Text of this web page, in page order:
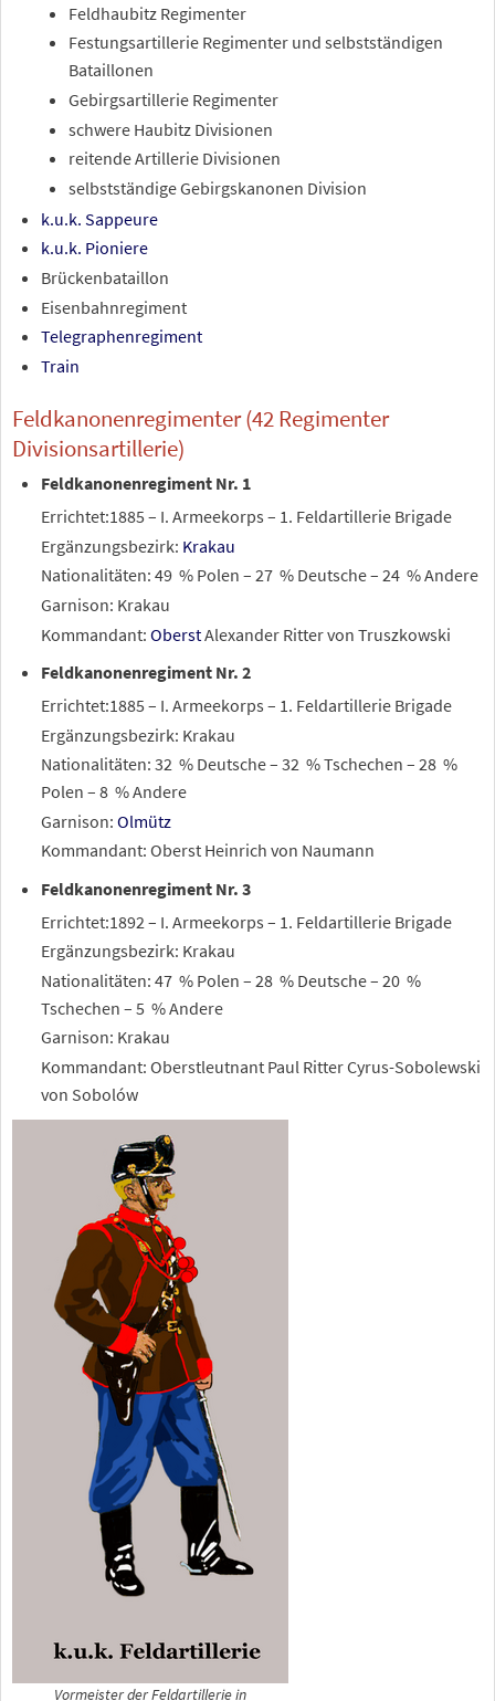
Feldhaubitz Regimenter
Festungsartillerie Regimenter und selbstständigen
Bataillonen
Gebirgsartillerie Regimenter
schwere Haubitz Divisionen
reitende Artillerie Divisionen
selbstständige Gebirgskanonen Division
k.u.k. Sappeure
k.u.k. Pioniere
Brückenbataillon
Eisenbahnregiment
Telegraphenregiment
Train
Feldkanonenregimenter (42 Regimenter
Divisionsartillerie)
Feldkanonenregiment Nr. 1
Errichtet:1885 – I. Armeekorps – 1. Feldartillerie Brigade
Ergänzungsbezirk: Krakau
Nationalitäten: 49 % Polen – 27 % Deutsche – 24 % Andere
Garnison: Krakau
Kommandant: OberstAlexander Ritter von Truszkowski
Feldkanonenregiment Nr. 2
Errichtet:1885 – I. Armeekorps – 1. Feldartillerie Brigade
Ergänzungsbezirk: Krakau
Nationalitäten: 32 % Deutsche – 32 % Tschechen – 28 %
Polen – 8 % Andere
Garnison: Olmütz
Kommandant: Oberst Heinrich von Naumann
Feldkanonenregiment Nr. 3
Errichtet:1892 – I. Armeekorps – 1. Feldartillerie Brigade
Ergänzungsbezirk: Krakau
Nationalitäten: 47 % Polen – 28 % Deutsche – 20 %
Tschechen – 5 % Andere
Garnison: Krakau
Kommandant: Oberstleutnant Paul Ritter Cyrus-Sobolewski
von Sobolów
Vormeister der Feldartillerie in